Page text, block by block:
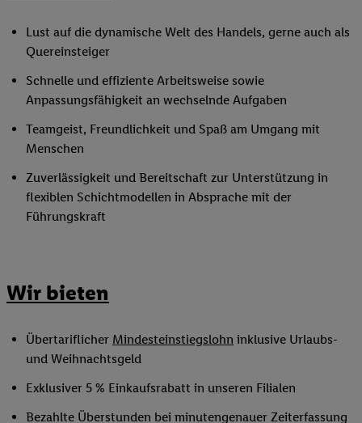
Lust auf die dynamische Welt des Handels, gerne auch als
Quereinsteiger
Schnelle und effiziente Arbeitsweise sowie
Anpassungsfähigkeit an wechselnde Aufgaben
Teamgeist, Freundlichkeit und Spaß am Umgang mit
Menschen
Zuverlässigkeit und Bereitschaft zur Unterstützung in
flexiblen Schichtmodellen in Absprache mit der
Führungskraft
Wir bieten
Übertariflicher Mindesteinstiegslohn inklusive Urlaubs-
und Weihnachtsgeld
Exklusiver 5 % Einkaufsrabatt in unseren Filialen
Bezahlte Überstunden bei minutengenauer Zeiterfassung